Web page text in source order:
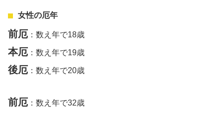
女性の厄年
前厄 ：数え年で18歳
本厄 ：数え年で19歳
後厄 ：数え年で20歳
前厄 ：数え年で32歳